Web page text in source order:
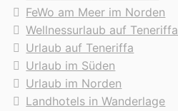
FeWo am Meer im Norden
Wellnessurlaub auf Teneriffa
Urlaub auf Teneriffa
Urlaub im Süden
Urlaub im Norden
Landhotels in Wanderlage